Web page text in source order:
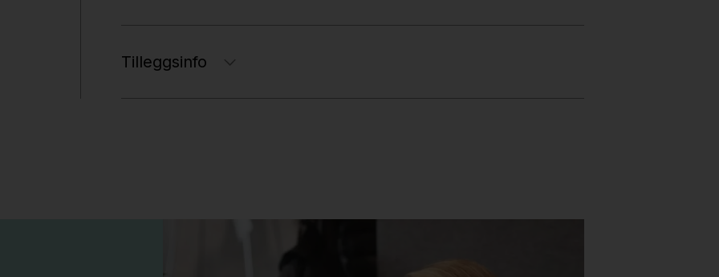
Tilleggsinfo